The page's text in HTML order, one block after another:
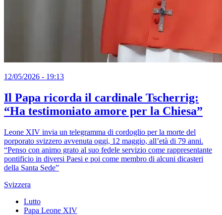
12/05/2026 - 19:13
Il Papa ricorda il cardinale Tscherrig:
“Ha testimoniato amore per la Chiesa”
Leone XIV invia un telegramma di cordoglio per la morte del
porporato svizzero avvenuta oggi, 12 maggio, all’età di 79 anni.
“Penso con animo grato al suo fedele servizio come rappresentante
pontificio in diversi Paesi e poi come membro di alcuni dicasteri
della Santa Sede”
Svizzera
Lutto
Papa Leone XIV